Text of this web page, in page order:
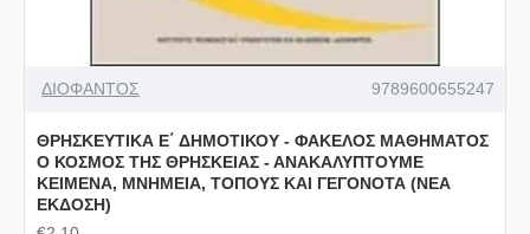
ΔΙΟΦΑΝΤΟΣ 9789600655247
ΘΡΗΣΚΕΥΤΙΚΑ Ε΄ ΔΗΜΟΤΙΚΟΥ - ΦΑΚΕΛΟΣ ΜΑΘΗΜΑΤΟΣ
Ο ΚΟΣΜΟΣ ΤΗΣ ΘΡΗΣΚΕΙΑΣ - ΑΝΑΚΑΛΥΠΤΟΥΜΕ
ΚΕΙΜΕΝΑ, ΜΝΗΜΕΙΑ, ΤΟΠΟΥΣ ΚΑΙ ΓΕΓΟΝΟΤΑ (ΝΕΑ
ΕΚΔΟΣΗ)